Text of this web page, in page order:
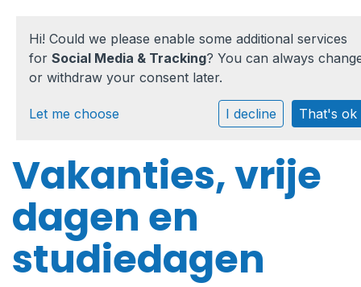
Home
Onze school
Praktische informatie
Medezeggenschap
Vacatures
Vakanties, vrije
dagen en
studiedagen
Hi! Could we please enable some additional services
for Social Media & Tracking? You can always
or withdraw your consent later.
Let me choose I decline That's ok